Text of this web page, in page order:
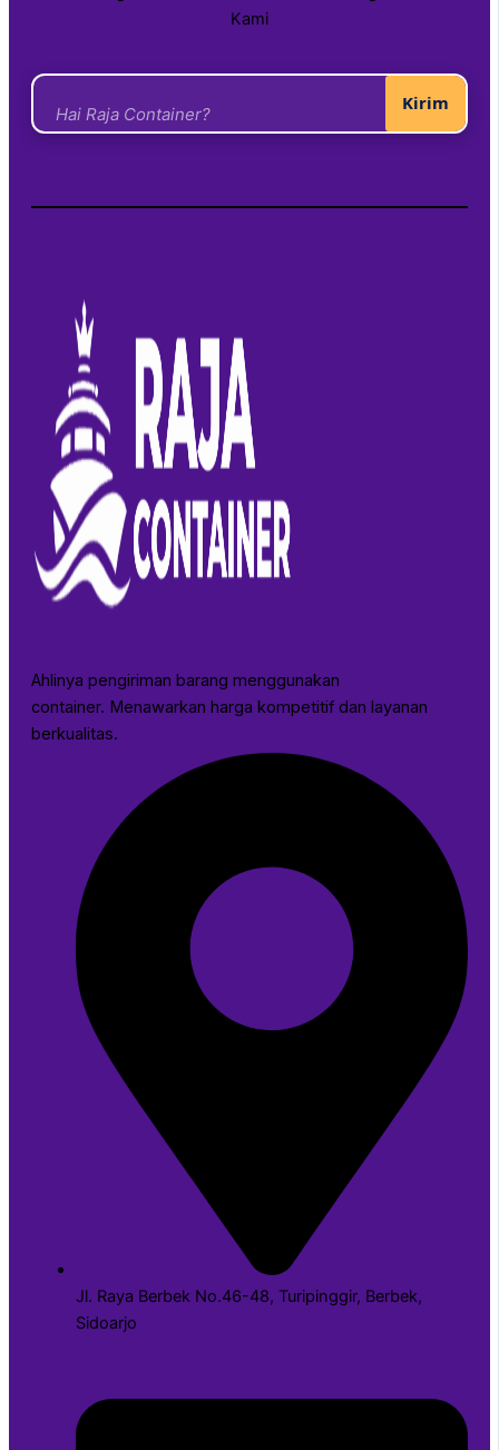
Kami
Kirim
Ahlinya pengiriman barang menggunakan
container. Menawarkan harga kompetitif dan layanan
berkualitas.
Jl. Raya Berbek No.46-48, Turipinggir, Berbek,
Sidoarjo